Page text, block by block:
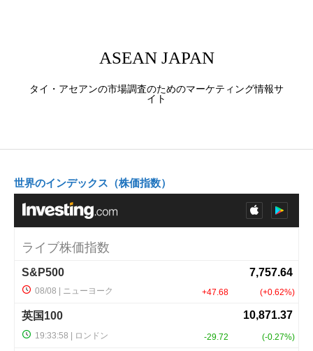
ASEAN JAPAN
タイ・アセアンの市場調査のためのマーケティング情報サ
イト
世界のインデックス（株価指数）